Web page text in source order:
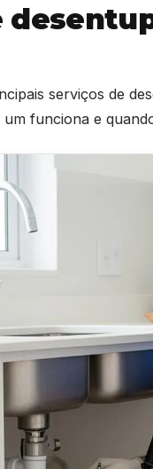
serviços de
funciona e